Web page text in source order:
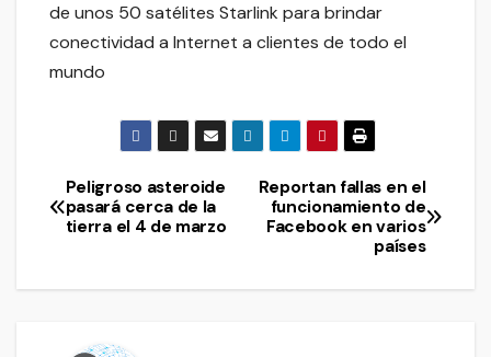
de unos 50 satélites Starlink para brindar
conectividad a Internet a clientes de todo el
mundo
Navegación
de
entradas
Reportan fallas en el
funcionamiento de
Facebook en varios
países
Peligroso asteroide
pasará cerca de la
tierra el 4 de marzo